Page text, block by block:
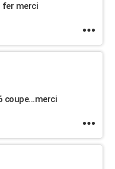
fer merci
coupe...merci